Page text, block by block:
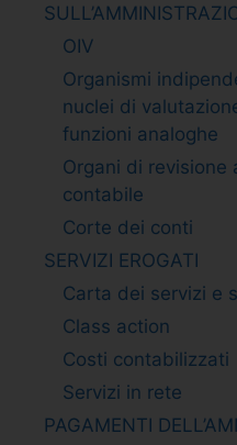
OIV
Organismi
nuclei di
funzioni analoghe
Organi di revisione
contabile
Corte dei conti
SERVIZI EROGATI
Carta dei servizi e
Class action
Costi contabilizzati
Servizi in rete
PAGAMENTI